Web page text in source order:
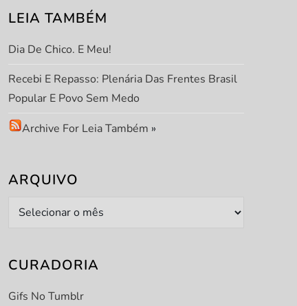
LEIA TAMBÉM
Dia De Chico. E Meu!
Recebi E Repasso: Plenária Das Frentes Brasil
Popular E Povo Sem Medo
Archive For Leia Também »
ARQUIVO
Arquivo
CURADORIA
Gifs No Tumblr